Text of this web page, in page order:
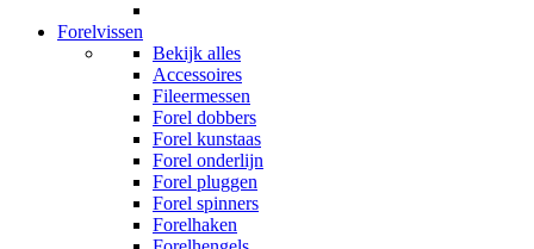
Forelvissen
Bekijk alles
Accessoires
Fileermessen
Forel dobbers
Forel kunstaas
Forel onderlijn
Forel pluggen
Forel spinners
Forelhaken